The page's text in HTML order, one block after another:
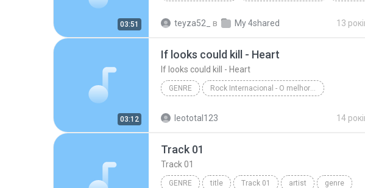
03:51 teyza52_ в My 4shared 13
03:12
If looks could kill - Heart
If looks could kill - Heart
GENRE Rock Internacional - O melhor de novelas
leototal123 14
Track 01
Track 01
GENRE title Track 01 artist genre